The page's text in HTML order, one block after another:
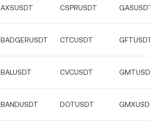
AXSUSDT CSPRUSDT GASUSDT
BADGERUSDT CTCUSDT GFTUSDT
BALUSDT CVCUSDT GMTUSDT
BANDUSDT DOTUSDT GMXUSDT